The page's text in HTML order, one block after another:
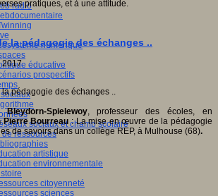
radio
numérique
éducative
prospectifs
sociaux et champ scolaire
ressources
artistique
environnementale
citoyenneté
sciences
pratiques, et à une attitude.
la pédagogie des échanges ..
2017
Bleydorn-Spielewoy, professeur des écoles, en
Pierre Bourreau: La mise en œuvre de la pédagogie
de savoirs dans un collège REP, à Mulhouse (68).